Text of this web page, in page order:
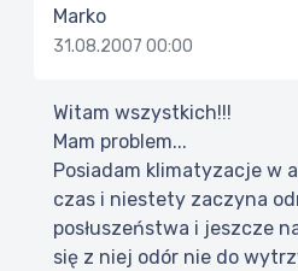
Marko
31.08.2007 00:00
Witam wszystkich!!!
Mam problem...
Posiadam klimatyzacje w
czas i niestety zaczyna
posłuszeństwa i jeszcze
się z niej odór nie do